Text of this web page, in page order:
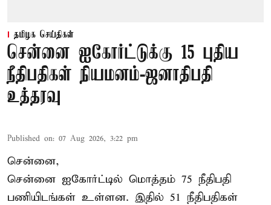
தமிழக செய்திகள்
சென்னை ஐகோர்ட்டுக்கு 15 புதிய
நீதிபதிகள் நியமனம்-ஜனாதிபதி
உத்தரவு
Published on: 07 Aug 2026, 3:22 pm
சென்னை,
சென்னை ஐகோர்ட்டில் மொத்தம் 75 நீதிபதி
பணியிடங்கள் உள்ளன. இதில் 51 நீதிபதிகள்